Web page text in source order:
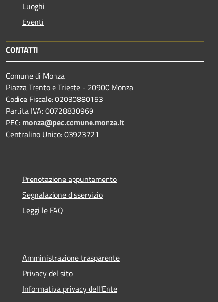
Luoghi
Eventi
CONTATTI
Comune di Monza
Piazza Trento e Trieste - 20900 Monza
Codice Fiscale: 02030880153
Partita IVA: 00728830969
PEC: monza@pec.comune.monza.it
Centralino Unico: 03923721
Prenotazione appuntamento
Segnalazione disservizio
Leggi le FAQ
Amministrazione trasparente
Privacy del sito
Informativa privacy dell'Ente